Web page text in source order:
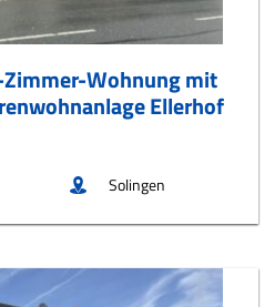
Zimmer-Wohnung mit
Ellerhof
Solingen